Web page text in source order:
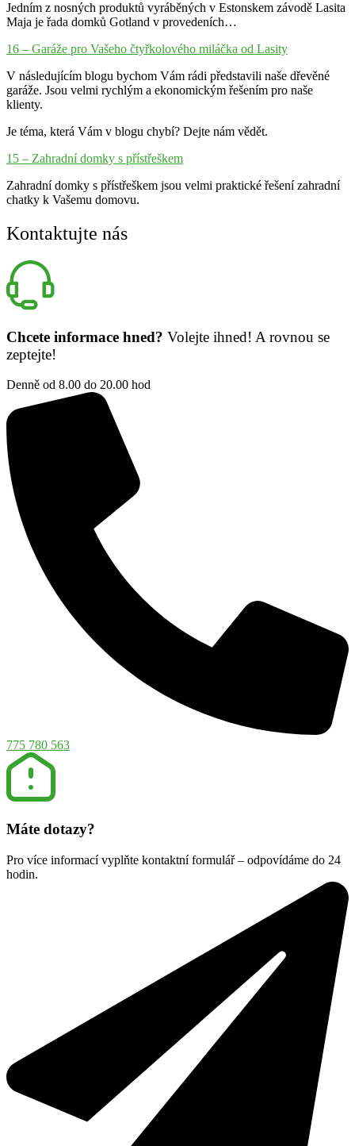
Jedním z nosných produktů vyráběných v Estonskem závodě Lasita
Maja je řada domků Gotland v provedeních…
16 – Garáže pro Vašeho čtyřkolového miláčka od Lasity
V následujícím blogu bychom Vám rádi představili naše dřevěné
garáže. Jsou velmi rychlým a ekonomickým řešením pro naše
klienty.
Je téma, která Vám v blogu chybí? Dejte nám vědět.
15 – Zahradní domky s přístřeškem
Zahradní domky s přístřeškem jsou velmi praktické řešení zahradní
chatky k Vašemu domovu.
Kontaktujte nás
Chcete informace hned? Volejte ihned! A rovnou se
zeptejte!
Denně od 8.00 do 20.00 hod
775 780 563
Máte dotazy?
Pro více informací vyplňte kontaktní formulář – odpovídáme do 24
hodin.